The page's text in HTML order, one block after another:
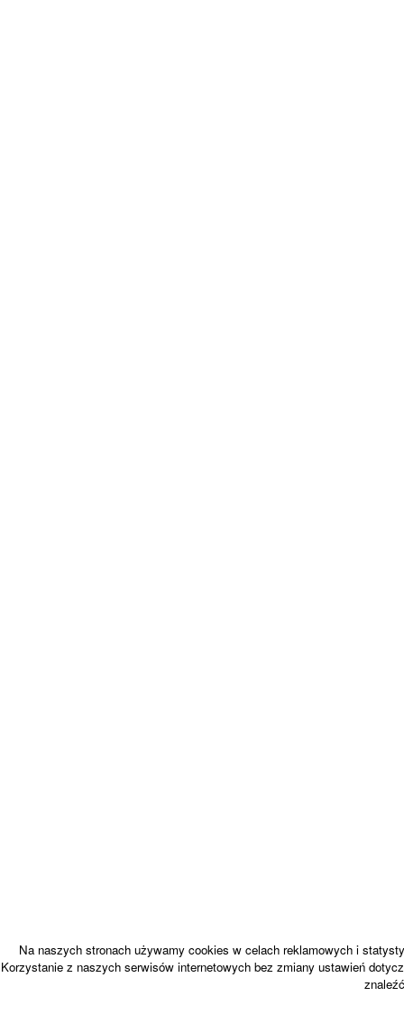
Na naszych stronach używamy cookies w celach reklamowych i
Korzystanie z naszych serwisów internetowych bez zmiany ustawień